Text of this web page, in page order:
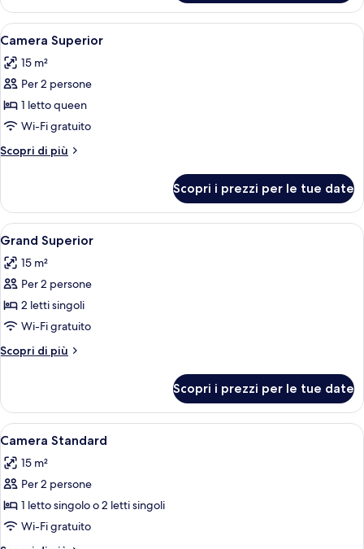
uso
singolo
Apri
tutte
le
foto
per
Camera
Superior
Una camera da letto con un letto,
7
Camera Superior
15 m²
Per 2 persone
1 letto queen
Wi-Fi gratuito
Scopri di più
Altri
Superior
Scopri i prezzi per le tue date
Apri
tutte
le
foto
per
Grand
Superior
Grand Superior | Biancheria da letto
8
Grand Superior
15 m²
Per 2 persone
2 letti singoli
Wi-Fi gratuito
Scopri di più
Altri
Superior
Scopri i prezzi per le tue date
Apri
tutte
le
foto
per
Camera
Standard
Una camera d'albergo con un letto,
3
Camera Standard
15 m²
Per 2 persone
1 letto singolo o 2 letti singoli
Wi-Fi gratuito